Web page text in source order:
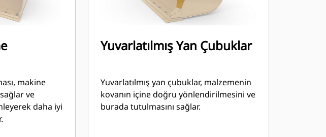
makine
ve
daha iyi
Yuvarlatılmış Yan Çubuklar
Yuvarlatılmış yan çubuklar, malzemenin
kovanın içine doğru yönlendirilmesini ve
burada tutulmasını sağlar.